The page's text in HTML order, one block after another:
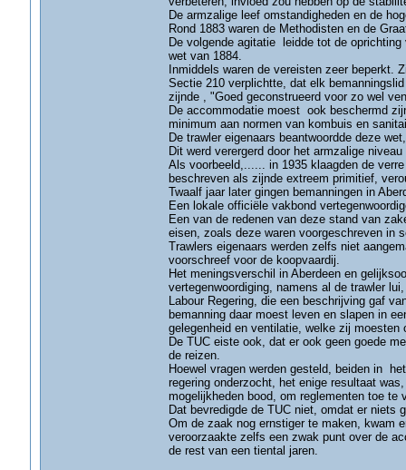
De armzalige leef omstandigheden en de
Rond 1883 waren de Methodisten en de
De volgende agitatie leidde tot de
wet van 1884.
Inmiddels waren de vereisten zeer beperkt.
Sectie 210 verplichtte, dat elk
zijnde , "Goed geconstrueerd voor zo wel
De accommodatie moest ook beschermd
minimum aan normen van kombuis en
De trawler eigenaars beantwoordde deze
Dit werd verergerd door het armzalige
Als voorbeeld,...... in 1935 klaagden de
beschreven als zijnde extreem primitief,
Twaalf jaar later gingen bemanningen in
Een lokale officiële vakbond
Een van de redenen van deze stand van
eisen, zoals deze waren voorgeschreven in
Trawlers eigenaars werden zelfs niet
voorschreef voor de koopvaardij.
Het meningsverschil in Aberdeen en
vertegenwoordiging, namens al de trawler
Labour Regering, die een beschrijving gaf
bemanning daar moest leven en slapen in
gelegenheid en ventilatie, welke zij moesten
De TUC eiste ook, dat er ook geen goede
de reizen.
Hoewel vragen werden gesteld, beiden in
regering onderzocht, het enige resultaat
mogelijkheden bood, om reglementen toe te
Dat bevredigde de TUC niet, omdat er niets
Om de zaak nog ernstiger te maken, kwam
veroorzaakte zelfs een zwak punt over de
de rest van een tiental jaren.